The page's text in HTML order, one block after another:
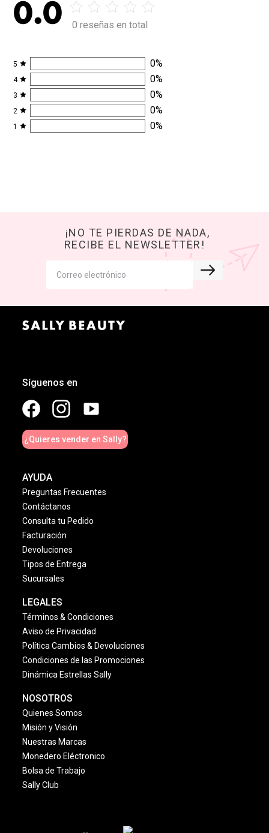
0.0 0 reseñas en total
5 0%
4 0%
3 0%
2 0%
1 0%
¡NO TE PIERDAS DE NADA,
RECIBE EL NEWSLETTER!
Síguenos en
¿Quieres vender en Sally?
AYUDA
Preguntas Frecuentes
Contáctanos
Consulta tu Pedido
Facturación
Devoluciones
Tipos de Entrega
Sucursales
LEGALES
Términos & Condiciones
Aviso de Privacidad
Política Cambios & Devoluciones
Condiciones de las Promociones
Dinámica Estrellas Sally
NOSOTROS
Quienes Somos
Misión y Visión
Nuestras Marcas
Monedero Eléctronico
Bolsa de Trabajo
Sally Club